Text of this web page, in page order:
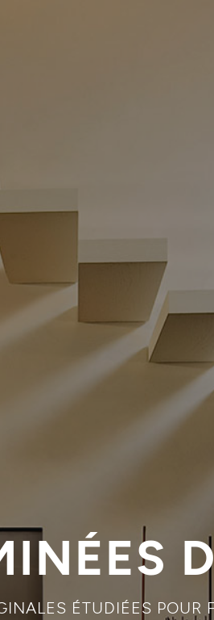
ÉTUDIÉES POUR